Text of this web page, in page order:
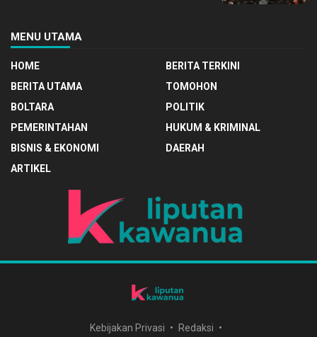
MENU UTAMA
HOME
BERITA TERKINI
BERITA UTAMA
TOMOHON
BOLTARA
POLITIK
PEMERINTAHAN
HUKUM & KRIMINAL
BISNIS & EKONOMI
DAERAH
ARTIKEL
Kebijakan Privasi Redaksi